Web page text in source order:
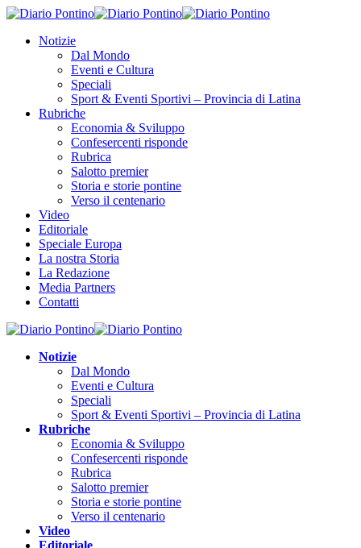
Notizie
Dal Mondo
Eventi e Cultura
Speciali
Sport & Eventi Sportivi – Provincia di Latina
Rubriche
Economia & Sviluppo
Confesercenti risponde
Rubrica
Salotto premier
Storia e storie pontine
Verso il centenario
Video
Editoriale
Speciale Europa
La nostra Storia
La Redazione
Media Partners
Contatti
Notizie
Dal Mondo
Eventi e Cultura
Speciali
Sport & Eventi Sportivi – Provincia di Latina
Rubriche
Economia & Sviluppo
Confesercenti risponde
Rubrica
Salotto premier
Storia e storie pontine
Verso il centenario
Video
Editoriale